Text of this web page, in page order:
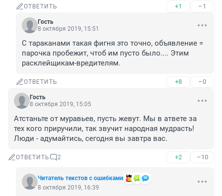
ОТВЕТИТЬ +1 –1
Гость
8 октября 2019, 15:51
С тараканами такая фигня это точно, объявление =
парочка пробежит, чтоб им пусто было.... Этим
расклейщикам-вредителям.
ОТВЕТИТЬ +8 –0
Гость
8 октября 2019, 15:05
Атстаньте от муравьев, пусть жевут. Мы в атвете за
тех кого приручили, так звучит народная мудрасть!
Люди - адумайтись, сегодня вы завтра вас.
ОТВЕТИТЬ 2 +2 –10
Читатель текстов с ошибками
8 октября 2019, 16:39